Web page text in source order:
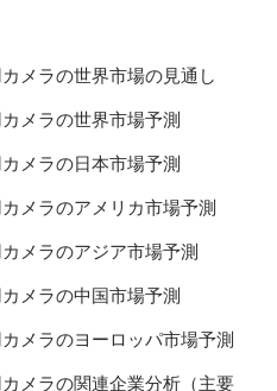
メラの世界市場の見通し
メラの世界市場予測
メラの日本市場予測
メラのアメリカ市場予測
メラのアジア市場予測
メラの中国市場予測
メラのヨーロッパ市場予測
メラの関連企業分析（主要